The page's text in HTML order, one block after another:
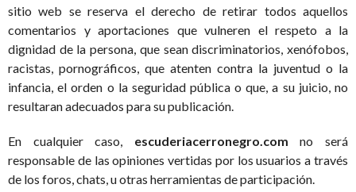
sitio web se reserva el derecho de retirar todos aquellos
comentarios y aportaciones que vulneren el respeto a la
dignidad de la persona, que sean discriminatorios, xenófobos,
racistas, pornográficos, que atenten contra la juventud o la
infancia, el orden o la seguridad pública o que, a su juicio, no
resultaran adecuados para su publicación.
En cualquier caso, escuderiacerronegro.com no será
responsable de las opiniones vertidas por los usuarios a través
de los foros, chats, u otras herramientas de participación.